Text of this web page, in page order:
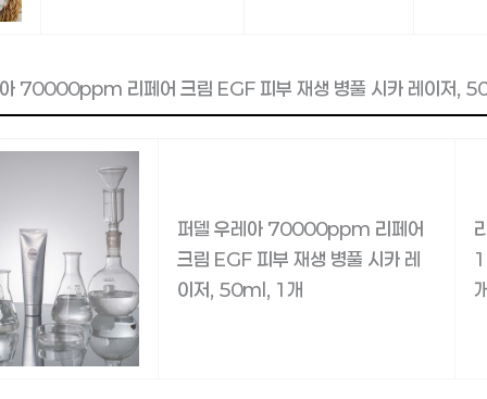
70000ppm 리페어 크림 EGF 피부 재생 병풀 시카 레이저,
퍼델 우레아 70000ppm 리페어
크림 EGF 피부 재생 병풀 시카 레
이저, 50ml, 1개
개